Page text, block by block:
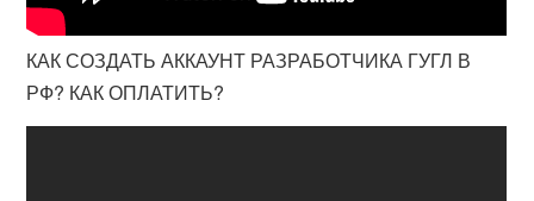
КАК СОЗДАТЬ АККАУНТ РАЗРАБОТЧИКА ГУГЛ В
РФ? КАК ОПЛАТИТЬ?